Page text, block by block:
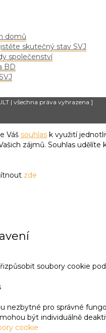
domů
skutečný stav SVJ
společenství
BD
| všechna práva vyhrazena ]
Váš souhlas k využití
zájmů. Souhlas udělíte
zde
soubory cookie
nezbytné pro správné
být individuálně
cookie